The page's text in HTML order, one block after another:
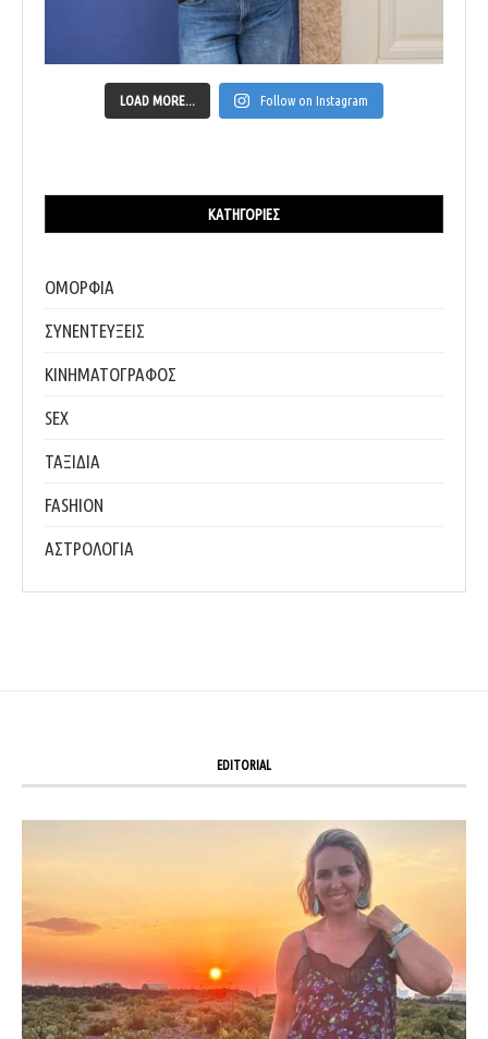
LOAD MORE... Follow on Instagram
ΚΑΤΗΓΟΡΊΕΣ
ΟΜΟΡΦΙΑ
ΣΥΝΕΝΤΕΥΞΕΙΣ
ΚΙΝΗΜΑΤΟΓΡΑΦΟΣ
SEX
ΤΑΞΙΔΙΑ
FASHION
ΑΣΤΡΟΛΟΓΙΑ
EDITORIAL